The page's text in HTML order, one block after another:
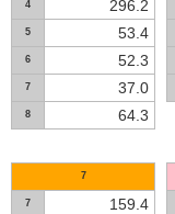
4 296.2
5 53.4
6 52.3
7 37.0
8 64.3
7
7 159.4